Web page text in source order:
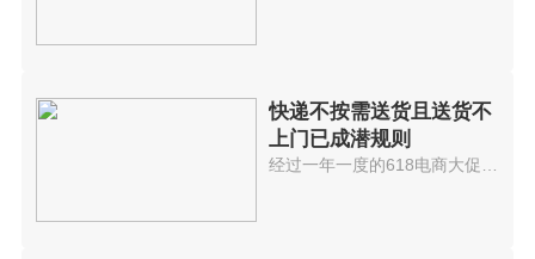
快递不按需送货且送货不
上门已成潜规则
经过一年一度的618电商大促后，...